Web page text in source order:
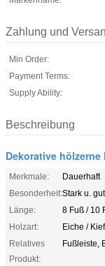
Zahlung und
Min Order:
Payment Terms:
Supply Ability:
Beschreibung
Dekorative hölzerne
Merkmale:
Dauerhaft
Besonderheit:Stark u.
Länge:
8 Fuß / 10
Holzart:
Eiche /
Relatives
Produkt:
Fußleiste,